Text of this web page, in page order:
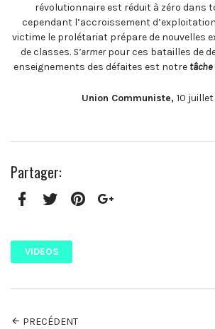
révolutionnaire est réduit à zéro dans
cependant l’accroissement
victime le prolétariat prépare de nouvelles
de classes. S’armerpour ces batailles de
enseignements des défaites est notre tâche
Union Communiste, 10 juillet
Partager:
VIDEOS
PRECÉDENT